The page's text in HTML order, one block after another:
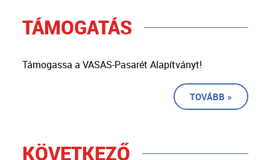
TÁMOGATÁS
Támogassa a VASAS-Pasarét Alapítványt!
TOVÁBB »
KÖVETKEZŐ